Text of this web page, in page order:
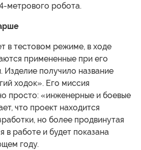
метрового робота.
в тестовом режиме, в ходе
примененные при его
Изделие получило название
ходок». Его миссия
просто: «инженерные и боевые
что проект находится
но более продвинутая
в работе и будет показана
году.